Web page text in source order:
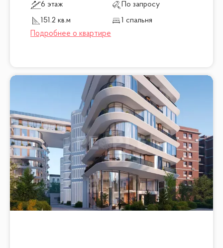
6 этаж
По запросу
151.2 кв.м
1 спальня